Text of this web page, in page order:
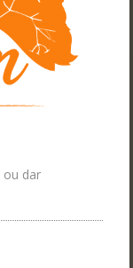
ou dar